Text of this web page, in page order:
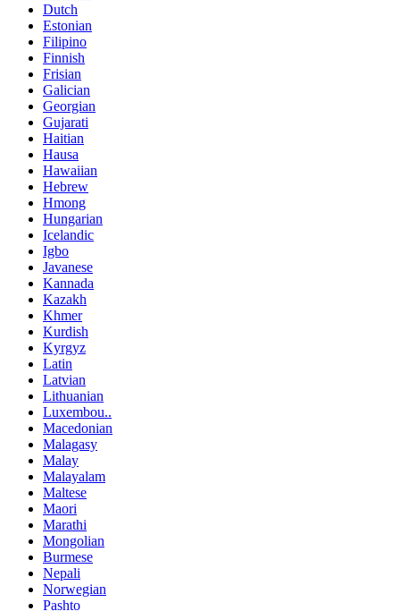
Dutch
Estonian
Filipino
Finnish
Frisian
Galician
Georgian
Gujarati
Haitian
Hausa
Hawaiian
Hebrew
Hmong
Hungarian
Icelandic
Igbo
Javanese
Kannada
Kazakh
Khmer
Kurdish
Kyrgyz
Latin
Latvian
Lithuanian
Luxembou..
Macedonian
Malagasy
Malay
Malayalam
Maltese
Maori
Marathi
Mongolian
Burmese
Nepali
Norwegian
Pashto